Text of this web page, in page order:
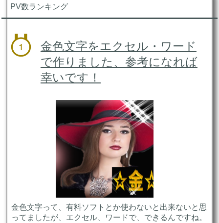
PV数ランキング
金色文字をエクセル・ワード
で作りました、参考になれば
幸いです！
金色文字って、有料ソフトとか使わないと出来ないと思
ってましたが、エクセル、ワードで、できるんですね。